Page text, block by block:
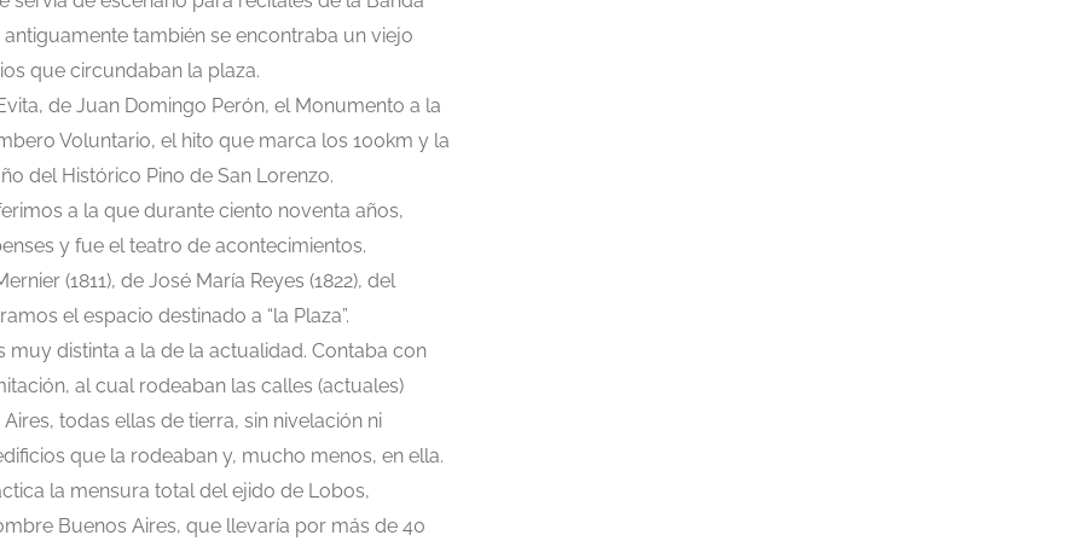
también se encontraba un viejo
que circundaban la plaza.
de Juan Domingo Perón, el Monumento a la
Voluntario, el hito que marca los 100km y la
del Histórico Pino de San Lorenzo.
a la que durante ciento noventa años,
y fue el teatro de acontecimientos.
(1811), de José María Reyes (1822), del
el espacio destinado a “la Plaza”.
muy distinta a la de la actualidad. Contaba con
al cual rodeaban las calles (actuales)
todas ellas de tierra, sin nivelación ni
que la rodeaban y, mucho menos, en ella.
la mensura total del ejido de Lobos,
Buenos Aires, que llevaría por más de 40